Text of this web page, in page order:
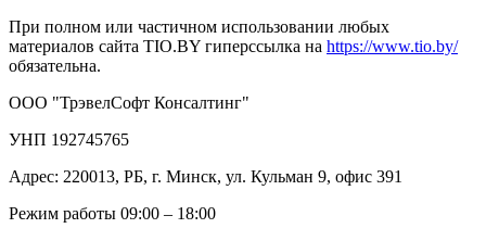
При полном или частичном использовании любых
материалов сайта TIO.BY гиперссылка на https://www.tio.by/
обязательна.
ООО "ТрэвелСофт Консалтинг"
УНП 192745765
Адрес: 220013, РБ, г. Минск, ул. Кульман 9, офис 391
Режим работы 09:00 – 18:00